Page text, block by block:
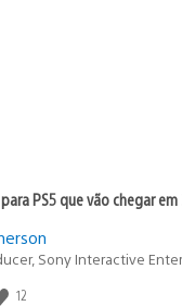
PS5 que vão chegar em
Sony Interactive
12